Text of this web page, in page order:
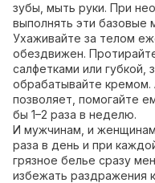
зубы, мыть руки. При
выполнять эти базовые
Ухаживайте за телом
обездвижен.
салфетками или губкой,
обрабатывайте кремом.
позволяет, помогайте
бы 1–2 раза в неделю.
И мужчинам, и
раза в день и при
грязное белье сразу
избежать раздражения